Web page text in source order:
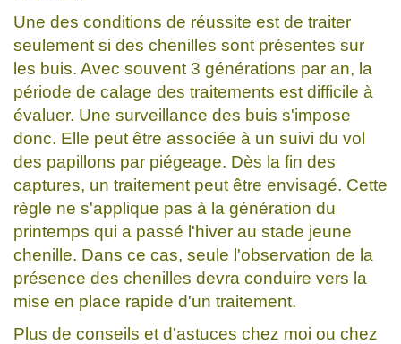
Une des conditions de réussite est de traiter
seulement si des chenilles sont présentes sur
les buis. Avec souvent 3 générations par an, la
période de calage des traitements est difficile à
évaluer. Une surveillance des buis s'impose
donc. Elle peut être associée à un suivi du vol
des papillons par piégeage. Dès la fin des
captures, un traitement peut être envisagé. Cette
règle ne s'applique pas à la génération du
printemps qui a passé l'hiver au stade jeune
chenille. Dans ce cas, seule l'observation de la
présence des chenilles devra conduire vers la
mise en place rapide d'un traitement.
Plus de conseils et d'astuces chez moi ou chez